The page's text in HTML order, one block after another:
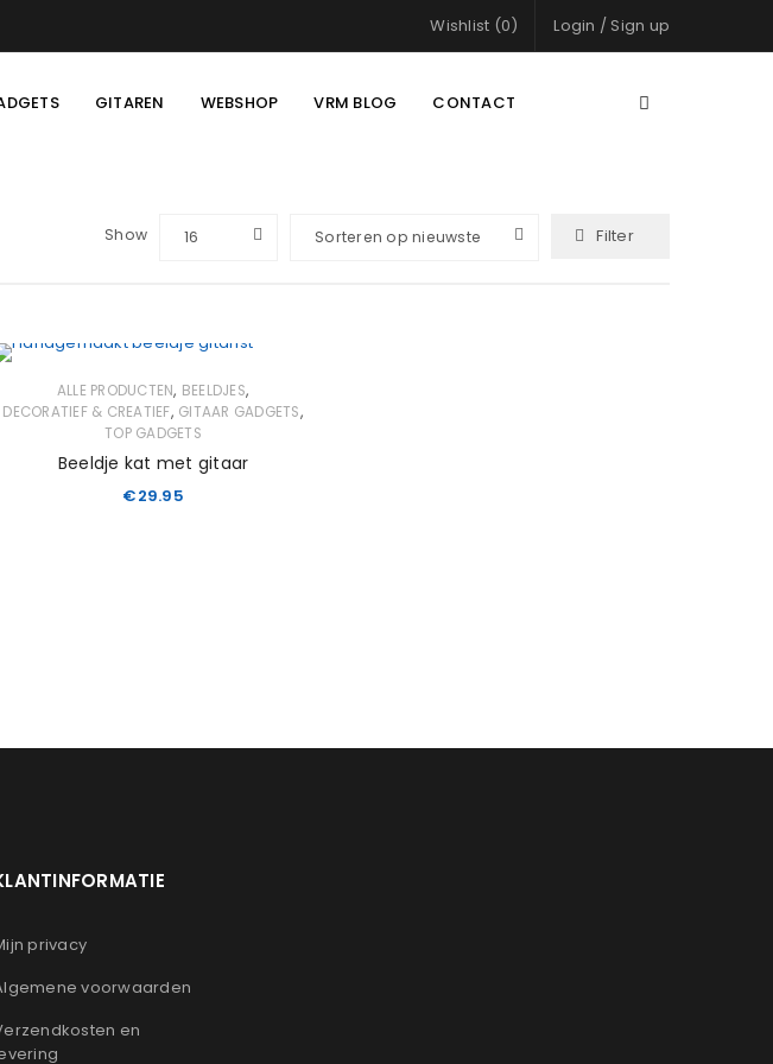
Login / Sign up
Wishlist (0)
GITAREN WEBSHOP VRM BLOG CONTACT
Filter
Sorteren op nieuwste
Show 16
ALLE PRODUCTEN, BEELDJES,
DECORATIEF & CREATIEF, GITAAR GADGETS,
TOP GADGETS
Beeldje kat met gitaar
€29.95
privacy
voorwaarden
en